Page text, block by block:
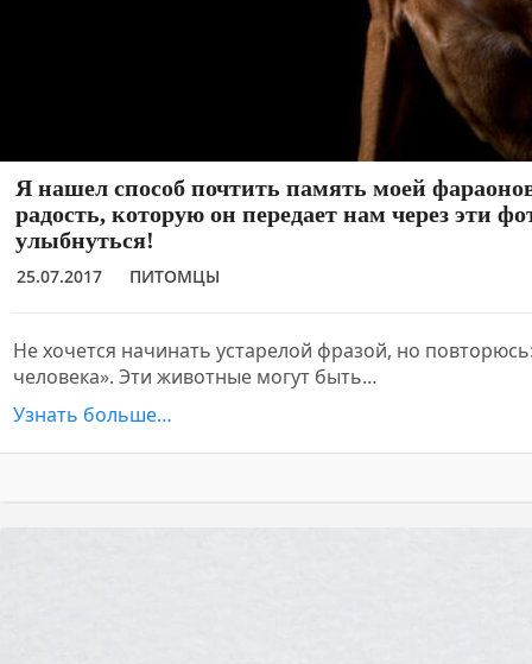
Я нашел способ почтить память моей
радость, которую он передает нам через эти
улыбнуться!
25.07.2017 ПИТОМЦЫ
Не хочется начинать устарелой фразой, но
человека». Эти животные могут быть…
Узнать больше…